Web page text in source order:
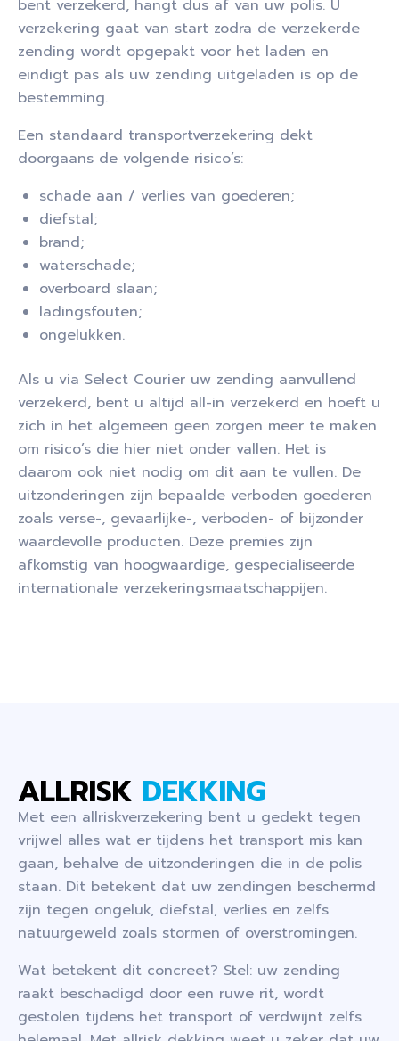
bent verzekerd, hangt dus af van uw polis. U
verzekering gaat van start zodra de verzekerde
zending wordt opgepakt voor het laden en
eindigt pas als uw zending uitgeladen is op de
bestemming.
Een standaard transportverzekering dekt
doorgaans de volgende risico’s:
schade aan / verlies van goederen;
diefstal;
brand;
waterschade;
overboard slaan;
ladingsfouten;
ongelukken.
Als u via Select Courier uw zending aanvullend
verzekerd, bent u altijd all-in verzekerd en hoeft u
zich in het algemeen geen zorgen meer te maken
om risico’s die hier niet onder vallen. Het is
daarom ook niet nodig om dit aan te vullen. De
uitzonderingen zijn bepaalde verboden goederen
zoals verse-, gevaarlijke-, verboden- of bijzonder
waardevolle producten. Deze premies zijn
afkomstig van hoogwaardige, gespecialiseerde
internationale verzekeringsmaatschappijen.
ALLRISK DEKKING
Met een allriskverzekering bent u gedekt tegen
vrijwel alles wat er tijdens het transport mis kan
gaan, behalve de uitzonderingen die in de polis
staan. Dit betekent dat uw zendingen beschermd
zijn tegen ongeluk, diefstal, verlies en zelfs
natuurgeweld zoals stormen of overstromingen.
Wat betekent dit concreet? Stel: uw zending
raakt beschadigd door een ruwe rit, wordt
gestolen tijdens het transport of verdwijnt zelfs